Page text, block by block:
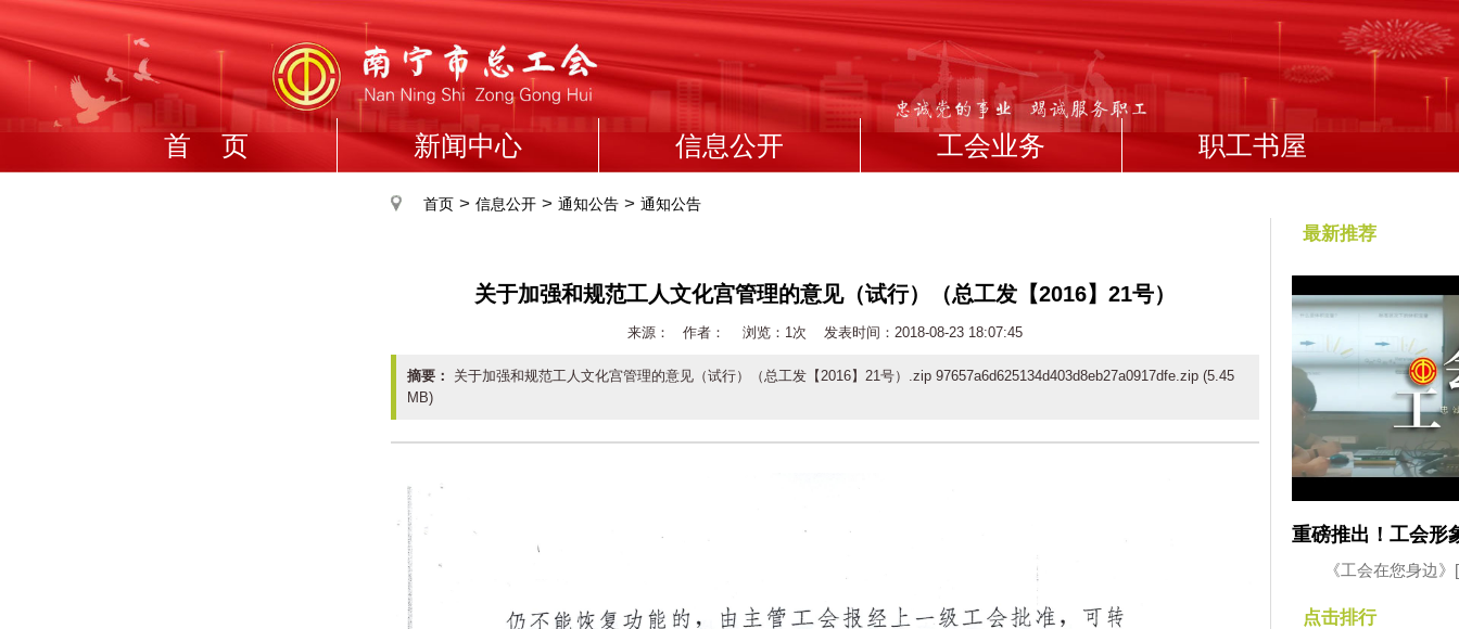
首 页 新闻中心 信息公开 工会业务 职工书屋
首页 > 信息公开 > 通知公告 > 通知公告
关于加强和规范工人文化宫管理的意见（试行）（总工发【2016】21号）
来源： 作者： 浏览： 1次 发表时间：2018-08-23 18:07:45
摘要：
关于加强和规范工人文化宫管理的意见（试行）（总工发【2016】21号）.zip 97657a6d625134d403d8eb27a0917dfe.zip (5.45
MB)
最新推荐
重磅推出！工会形
《工会在您身边》
点击排行